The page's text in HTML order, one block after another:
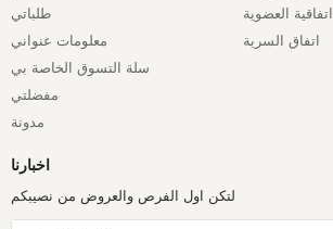
طلباتي
معلومات عنواني
سلة التسوق الخاصة بي
مفضلتي
مدونة
اتفاقية العضوية
اتفاق السرية
اخبارنا
لتكن اول الفرص والعروض من نصيبكم